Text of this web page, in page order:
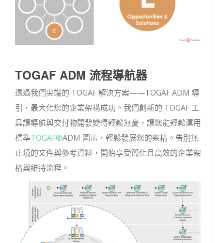
TOGAF ADM 流程導航器
透過我們尖端的 TOGAF 解決方案——TOGAF ADM 導
引，最大化您的企業架構成功。我們創新的 TOGAF 工
具讓導航與交付物開發變得輕鬆無憂，讓您能輕鬆運用
標準TOGAF®ADM 圖示，輕鬆發展您的架構。告別無
止境的文件與參考資料，開始享受簡化且高效的企業架
構與維持流程。